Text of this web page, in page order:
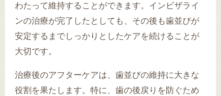
わたって維持することができます。インビザライ
ンの治療が完了したとしても、その後も歯並びが
安定するまでしっかりとしたケアを続けることが
大切です。
治療後のアフターケアは、歯並びの維持に大きな
役割を果たします。特に、歯の後戻りを防ぐため